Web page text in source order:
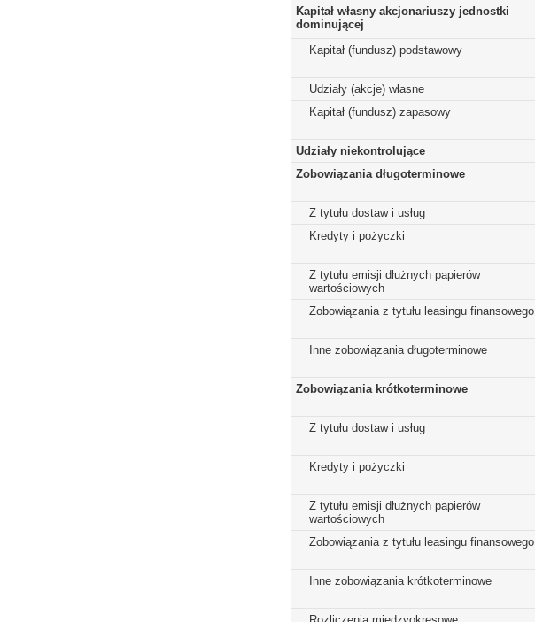
Kapitał własny akcjonariuszy jednostki
dominującej
Kapitał (fundusz) podstawowy
Udziały (akcje) własne
Kapitał (fundusz) zapasowy
Udziały niekontrolujące
Zobowiązania długoterminowe
Z tytułu dostaw i usług
Kredyty i pożyczki
Z tytułu emisji dłużnych papierów
wartościowych
Zobowiązania z tytułu leasingu finansowego
Inne zobowiązania długoterminowe
Zobowiązania krótkoterminowe
Z tytułu dostaw i usług
Kredyty i pożyczki
Z tytułu emisji dłużnych papierów
wartościowych
Zobowiązania z tytułu leasingu finansowego
Inne zobowiązania krótkoterminowe